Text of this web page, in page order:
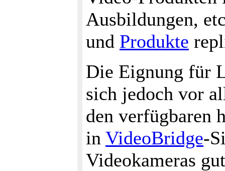
Ausbildungen,
und Produkte
Die Eignung für
sich jedoch vor
den verfügbaren
in VideoBridge-
Videokameras